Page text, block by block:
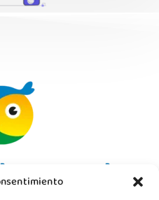
proyecto
sin compromiso